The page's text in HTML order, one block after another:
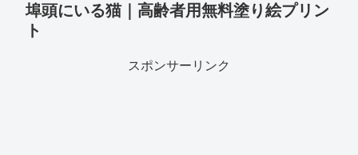
埠頭にいる猫｜高齢者用無料塗り絵プリン
ト
スポンサーリンク